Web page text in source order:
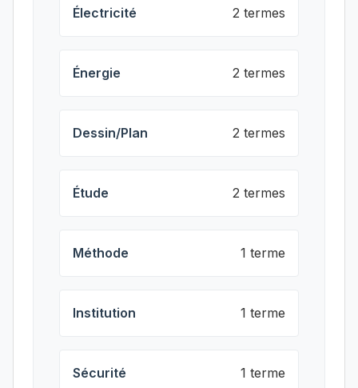
Électricité 2 termes
Énergie 2 termes
Dessin/Plan 2 termes
Étude 2 termes
Méthode 1 terme
Institution 1 terme
Sécurité 1 terme